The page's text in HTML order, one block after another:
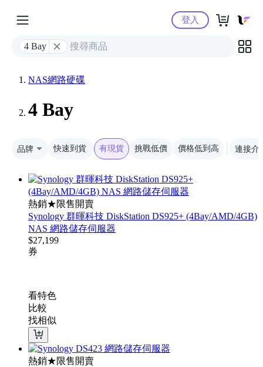
Yahoo購物中心
4 Bay
登入
NAS網路硬碟
4 Bay
品牌 快速到貨 有現貨 挑戰低價 價格低到高 連接介
熱銷★限售開賣
Synology 群暉科技 DiskStation DS925+ (4Bay/AMD/4GB)
NAS 網路儲存伺服器
$27,199
券
看特色
比較
找相似
熱銷★限售開賣